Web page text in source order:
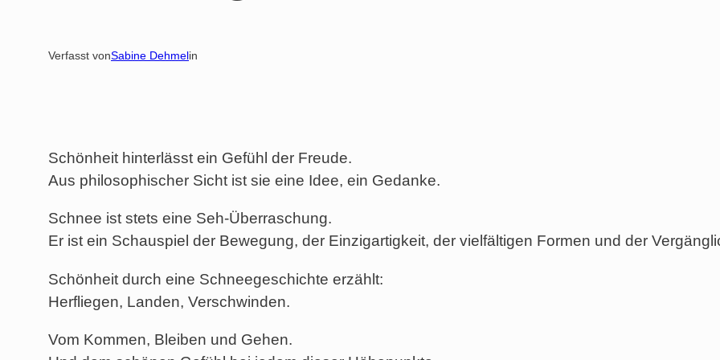
Verfasst vonSabine Dehmelin
Schönheit hinterlässt ein Gefühl der Freude.
Aus philosophischer Sicht ist sie eine Idee, ein Gedanke.
Schnee ist stets eine Seh-Überraschung.
Er ist ein Schauspiel der Bewegung, der Einzigartigkeit, der vielfältigen Formen und der
Schönheit durch eine Schneegeschichte erzählt:
Herfliegen, Landen, Verschwinden.
Vom Kommen, Bleiben und Gehen.